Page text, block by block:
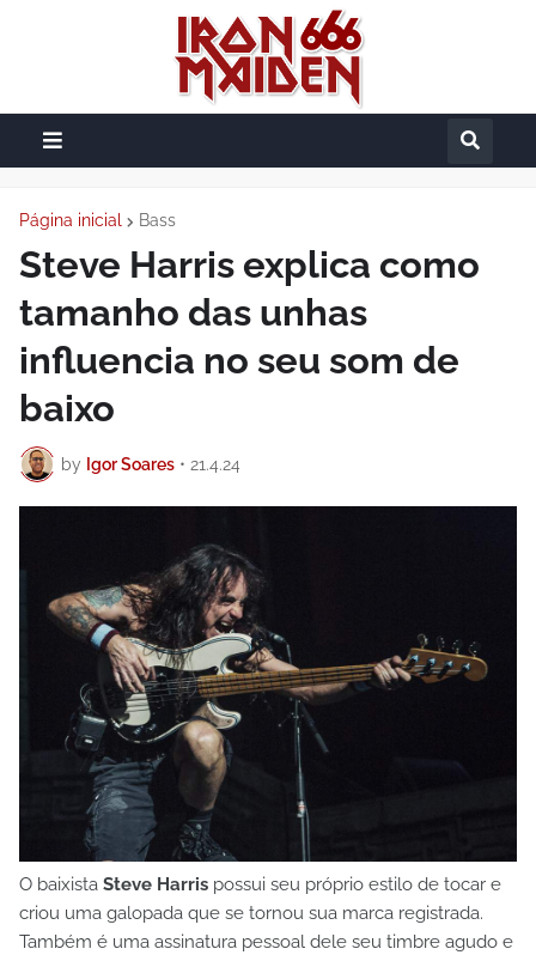
Página inicial Bass
Steve Harris explica como
tamanho das unhas
influencia no seu som de
baixo
by Igor Soares • 21.4.24
O baixista Steve Harris possui seu próprio estilo de tocar e
criou uma galopada que se tornou sua marca registrada.
Também é uma assinatura pessoal dele seu timbre agudo e